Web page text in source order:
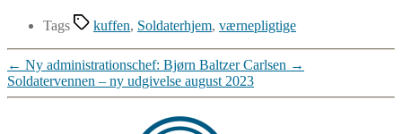
Tags kuffen, Soldaterhjem, værnepligtige
← Ny administrationschef: Bjørn Baltzer Carlsen →
Soldatervennen – ny udgivelse august 2023